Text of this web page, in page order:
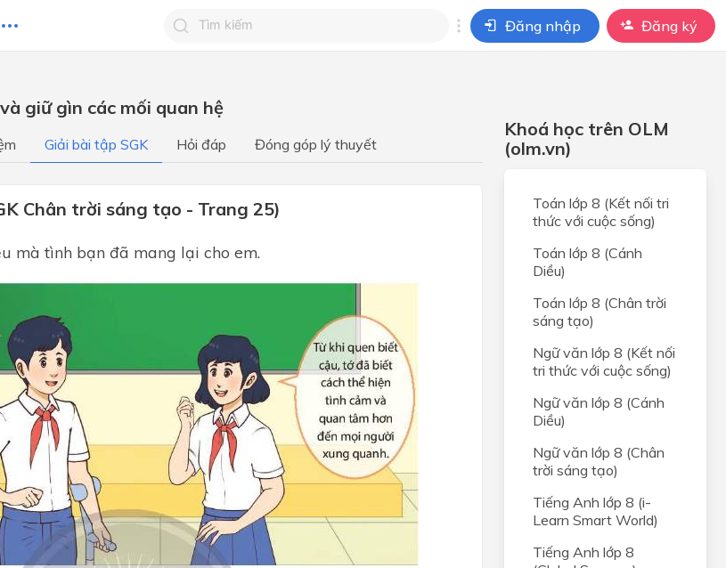
Tìm kiếm câu trả lời
Tìm kiếm câu trả lời cho câu hỏi của
Đăng nhập Đăng ký
giữ gìn các mối quan hệ
Giải bài tập SGK Hỏi đáp Đóng góp lý thuyết
Chân trời sáng tạo - Trang 25)
mà tình bạn đã mang lại cho em.
Khoá học trên OLM
(olm.vn)
Toán lớp 8 (Kết nối tri
thức với cuộc sống)
Toán lớp 8 (Cánh
Diều)
Toán lớp 8 (Chân trời
sáng tạo)
Ngữ văn lớp 8 (Kết nối
tri thức với cuộc sống)
Ngữ văn lớp 8 (Cánh
Diều)
Ngữ văn lớp 8 (Chân
trời sáng tạo)
Tiếng Anh lớp 8 (i-
Learn Smart World)
Tiếng Anh lớp 8